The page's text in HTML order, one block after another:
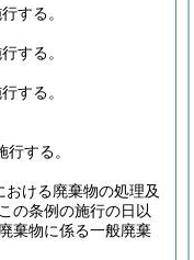
する。
する。
する。
する。
ける廃棄物の処理及
の条例の施行の日以
棄物に係る一般廃棄